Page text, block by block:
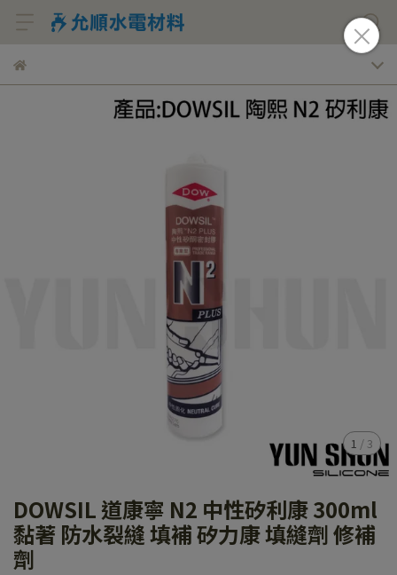
1 / 3
DOWSIL 道康寧 N2 中性矽利康 300ml
黏著 防水裂縫 填補 矽力康 填縫劑 修補
劑